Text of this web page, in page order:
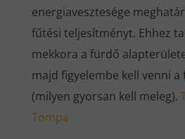
energiavesztesége
fűtési teljesítményt. Ehhez
mekkora a fürdő
majd figyelembe kell venni
(milyen gyorsan kell meleg).
Tompa